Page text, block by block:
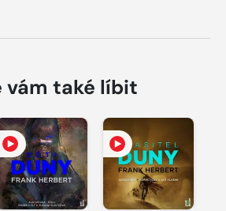
vám také líbit